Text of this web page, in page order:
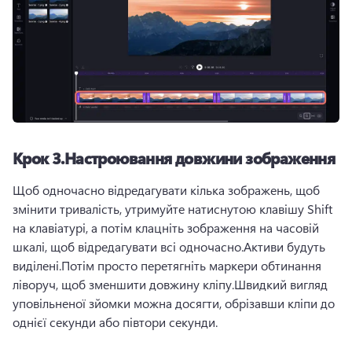
Крок 3.Настроювання довжини зображення
Щоб одночасно відредагувати кілька зображень, щоб
змінити тривалість, утримуйте натиснутою клавішу Shift
на клавіатурі, а потім клацніть зображення на часовій
шкалі, щоб відредагувати всі одночасно.Активи будуть
виділені.Потім просто перетягніть маркери обтинання
ліворуч, щоб зменшити довжину кліпу.Швидкий вигляд
уповільненої зйомки можна досягти, обрізавши кліпи до
однієї секунди або півтори секунди.